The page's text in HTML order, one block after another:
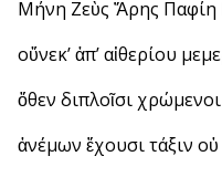
Μήνη Ζεὺς Ἄρης
οὕνεκ’ ἀπ’ αἰθερίου
ὅθεν διπλοῖσι
ἀνέμων ἔχουσι τάξιν